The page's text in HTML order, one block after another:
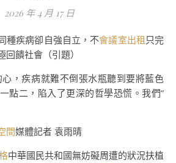
2026 年 4 月 17 日
種疾病卻自強自立，不會議室出租 只完
饋社會（引題）
心，疾病就難不倒張水瓶聽到要將藍色
點二，陷入了更深的哲學恐慌。我們”
間媒體記者 袁雨晴
中華國民共和國無妨礙周遭的狀況扶植